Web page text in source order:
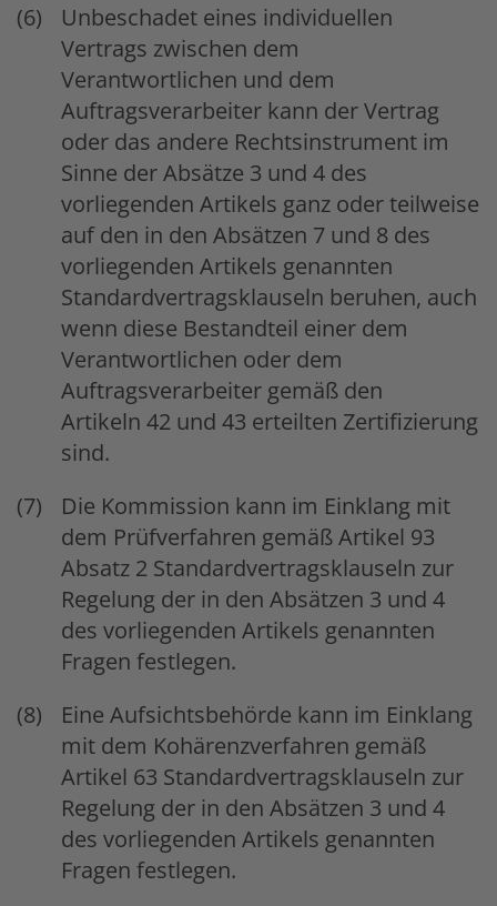
Unbeschadet eines individuellen
Vertrags zwischen dem
Verantwortlichen und dem
Auftragsverarbeiter kann der Vertrag
oder das andere Rechtsinstrument im
Sinne der Absätze 3 und 4 des
vorliegenden Artikels ganz oder teilweise
auf den in den Absätzen 7 und 8 des
vorliegenden Artikels genannten
Standardvertragsklauseln beruhen, auch
wenn diese Bestandteil einer dem
Verantwortlichen oder dem
Auftragsverarbeiter gemäß den
Artikeln 42 und 43 erteilten Zertifizierung
sind.
Die Kommission kann im Einklang mit
dem Prüfverfahren gemäß Artikel 93
Absatz 2 Standardvertragsklauseln zur
Regelung der in den Absätzen 3 und 4
des vorliegenden Artikels genannten
Fragen festlegen.
Eine Aufsichtsbehörde kann im Einklang
mit dem Kohärenzverfahren gemäß
Artikel 63 Standardvertragsklauseln zur
Regelung der in den Absätzen 3 und 4
des vorliegenden Artikels genannten
Fragen festlegen.